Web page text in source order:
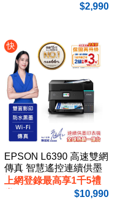
2,990
快
EPSON L6390 高速雙網
傳真 智慧遙控連續供墨
複合機
上網登錄最高享1千5禮
10,990